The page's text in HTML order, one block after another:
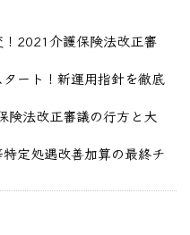
2021介護保険法改正審
タート！新運用指針を徹底
険法改正審議の行方と大
特定処遇改善加算の最終チ